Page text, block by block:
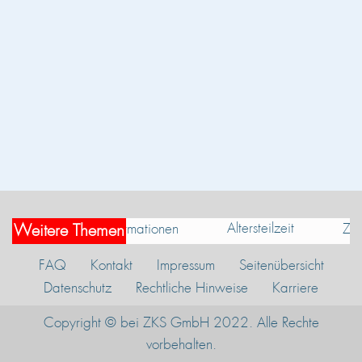
Weitere ThemenInformationen Altersteilzeit
FAQ Kontakt Impressum
Seitenübersicht
Datenschutz
Rechtliche Hinweise
Karriere
Copyright ​© bei ZKS GmbH 2022. Alle Rechte
vorbehalten.